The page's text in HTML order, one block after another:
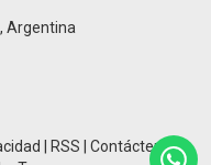
Argentina
RSS |Contáctenos